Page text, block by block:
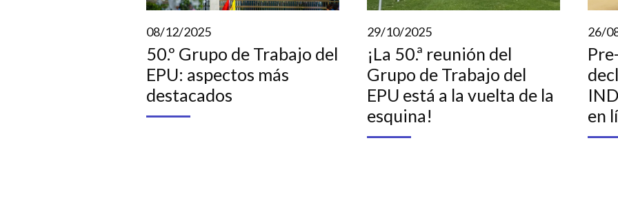
08/12/2025
50.º Grupo de Trabajo del
EPU: aspectos más
destacados
29/10/2025
¡La 50.ª reunión del
Grupo de Trabajo del
EPU está a la vuelta de la
esquina!
26/
en